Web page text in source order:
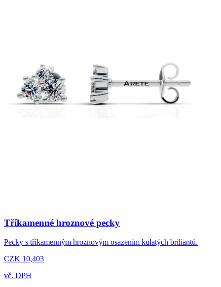
Tříkamenné hroznové pecky
Pecky s tříkamenným hroznovým osazením kulatých briliantů.
CZK 10,403
vč. DPH